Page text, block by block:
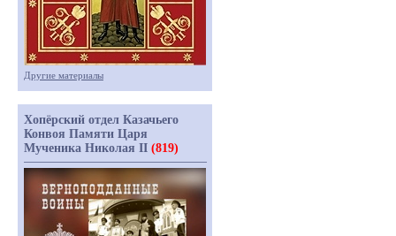
Другие материалы
Хопёрский отдел Казачьего
Конвоя Памяти Царя
Мученика Николая II (819)